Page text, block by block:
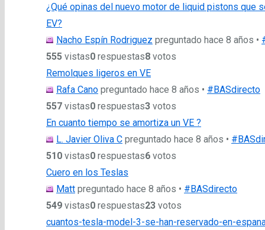
¿Qué opinas del nuevo motor de liquid pistons que
EV?
Nacho Espín Rodriguez preguntado hace 8 años •
555 vistas0 respuestas8 votos
Remolques ligeros en VE
Rafa Cano preguntado hace 8 años • #BASdirecto
557 vistas0 respuestas3 votos
En cuanto tiempo se amortiza un VE ?
L. Javier Oliva C preguntado hace 8 años •
510 vistas0 respuestas6 votos
Cuero en los Teslas
Matt preguntado hace 8 años • #BASdirecto
549 vistas0 respuestas23 votos
cuantos-tesla-model-3-se-han-reservado-en-